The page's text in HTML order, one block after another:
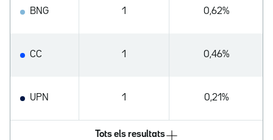
BNG 1 0,62%
CC 1 0,46%
UPN 1 0,21%
Tots els resultats